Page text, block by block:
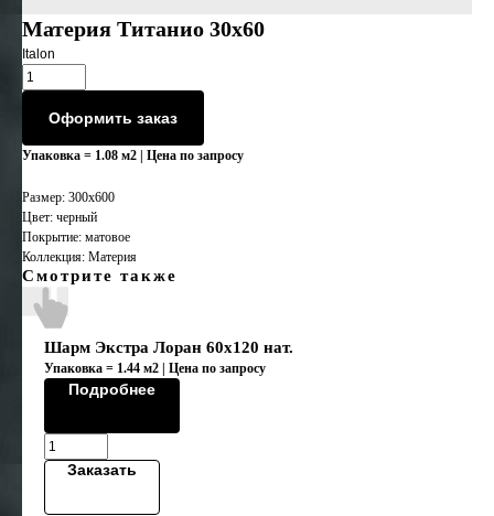
Материя Титанио 30х60
Italon
Оформить заказ
Упаковка = 1.08 м2 | Цена по запросу
Размер: 300х600
Цвет: черный
Покрытие: матовое
Коллекция: Материя
Смотрите также
Шарм Экстра Лоран 60х120 нат.
Упаковка = 1.44 м2 | Цена по запросу
Подробнее
Заказать